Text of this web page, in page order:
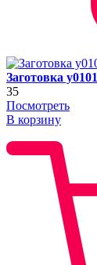
Заготовка y0101
35
Посмотреть
В корзину